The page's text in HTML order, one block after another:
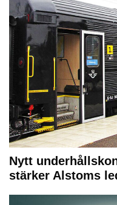
Nytt
stärker Alstoms